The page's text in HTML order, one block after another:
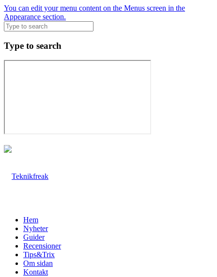
You can edit your menu content on the Menus screen in the
Appearance section.
Type to search
Hem
Nyheter
Guider
Recensioner
Tips&Trix
Om sidan
Kontakt